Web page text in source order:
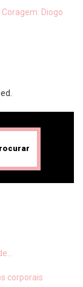
Diogo
corporais